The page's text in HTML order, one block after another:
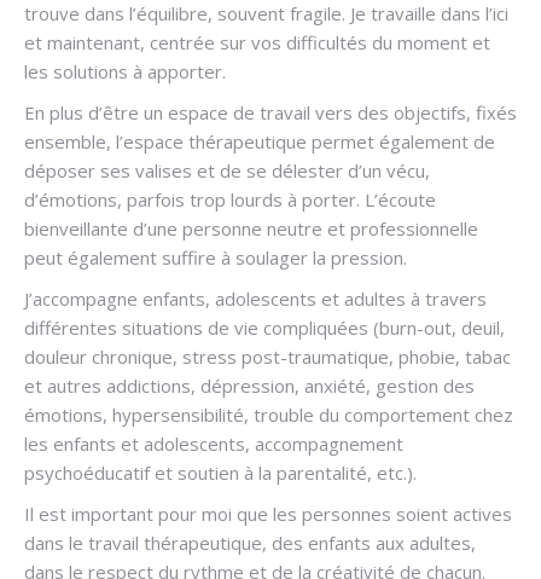
trouve dans l’équilibre, souvent fragile. Je travaille dans l’ici
et maintenant, centrée sur vos difficultés du moment et
les solutions à apporter.
En plus d’être un espace de travail vers des objectifs, fixés
ensemble, l’espace thérapeutique permet également de
déposer ses valises et de se délester d’un vécu,
d’émotions, parfois trop lourds à porter. L’écoute
bienveillante d’une personne neutre et professionnelle
peut également suffire à soulager la pression.
J’accompagne enfants, adolescents et adultes à travers
différentes situations de vie compliquées (burn-out, deuil,
douleur chronique, stress post-traumatique, phobie, tabac
et autres addictions, dépression, anxiété, gestion des
émotions, hypersensibilité, trouble du comportement chez
les enfants et adolescents, accompagnement
psychoéducatif et soutien à la parentalité, etc.).
Il est important pour moi que les personnes soient actives
dans le travail thérapeutique, des enfants aux adultes,
dans le respect du rythme et de la créativité de chacun.